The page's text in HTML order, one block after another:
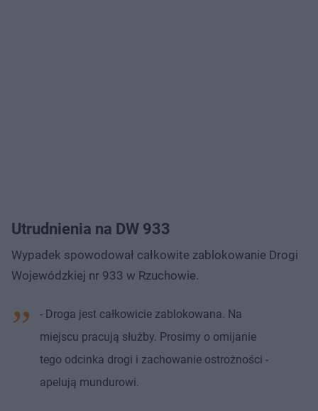
Utrudnienia na DW 933
Wypadek spowodował całkowite zablokowanie Drogi
Wojewódzkiej nr 933 w Rzuchowie.
- Droga jest całkowicie zablokowana. Na
miejscu pracują służby. Prosimy o omijanie
tego odcinka drogi i zachowanie ostrożności -
apelują mundurowi.